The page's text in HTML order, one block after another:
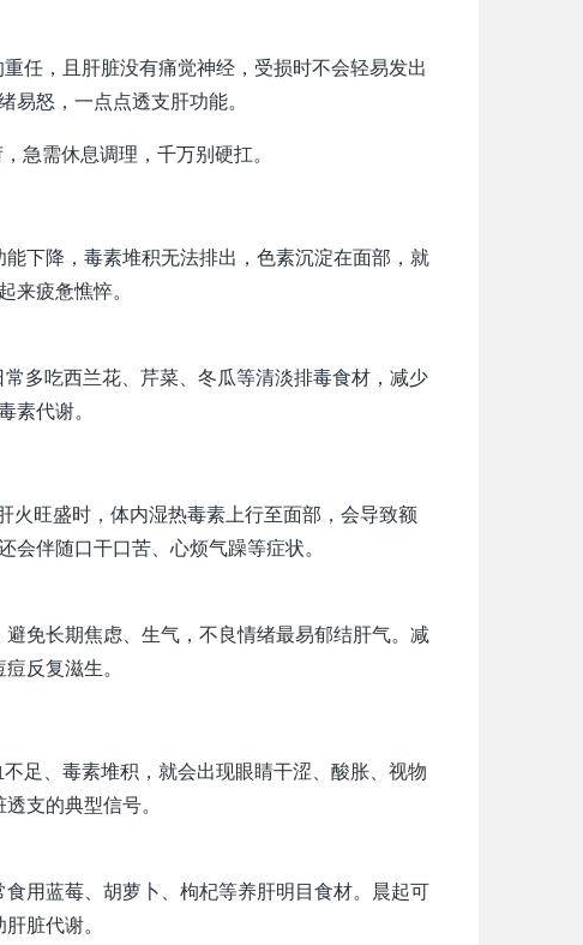
任，且肝脏没有痛觉神经，受损时不会轻易发出
怒，一点点透支肝功能。
急需休息调理，千万别硬扛。
下降，毒素堆积无法排出，色素沉淀在面部，就
来疲惫憔悴。
多吃西兰花、芹菜、冬瓜等清淡排毒食材，减少
素代谢。
火旺盛时，体内湿热毒素上行至面部，会导致额
伴随口干口苦、心烦气躁等症状。
免长期焦虑、生气，不良情绪最易郁结肝气。减
反复滋生。
足、毒素堆积，就会出现眼睛干涩、酸胀、视物
支的典型信号。
用蓝莓、胡萝卜、枸杞等养肝明目食材。晨起可
脏代谢。